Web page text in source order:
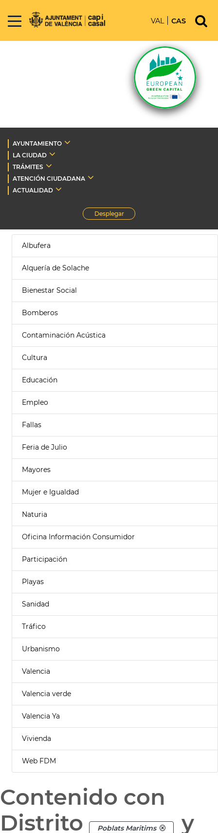
VAL CAS
AYUNTAMIENTO
LA CIUDAD
TRÁMITES
ATENCIÓN CIUDADANA
ACTUALIDAD
Desplegar
Albufera
Alquería de Solache
Bienestar Social
Bomberos
Contaminación Acústica
Cultura
Educación
Empleo
Fallas
Feria de Julio
Mayores
Mujer e Igualdad
Naturia
Oficina Información Consumidor
Participación
Playas
Sanidad
Tráfico
Urbanismo
Valencia
Valencia verde
Valencia Ya
Vivienda
Web FDM
Contenido con
Distrito
Poblats Maritims
y